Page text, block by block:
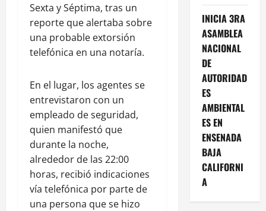
Sexta y Séptima, tras un
reporte que alertaba sobre
una probable extorsión
telefónica en una notaría.
En el lugar, los agentes se
entrevistaron con un
empleado de seguridad,
quien manifestó que
durante la noche,
alrededor de las 22:00
horas, recibió indicaciones
vía telefónica por parte de
una persona que se hizo
INICIA 3RA
ASAMBLEA
NACIONAL
DE
AUTORIDAD
ES
AMBIENTAL
ES EN
ENSENADA
BAJA
CALIFORNI
A